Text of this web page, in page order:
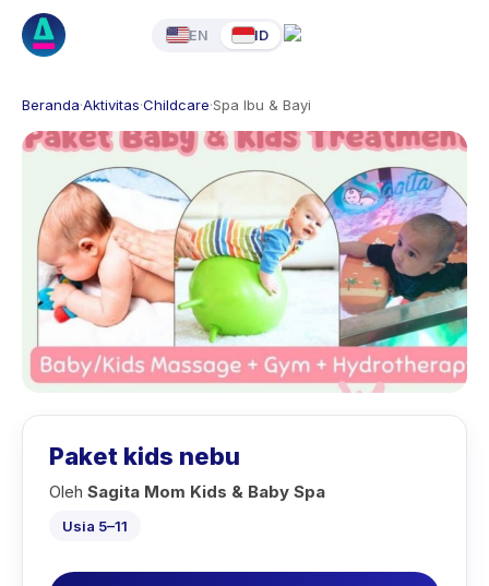
EN ID
Beranda·Aktivitas·Childcare·Spa Ibu & Bayi
Paket kids nebu
Oleh Sagita Mom Kids & Baby Spa
Usia 5–11